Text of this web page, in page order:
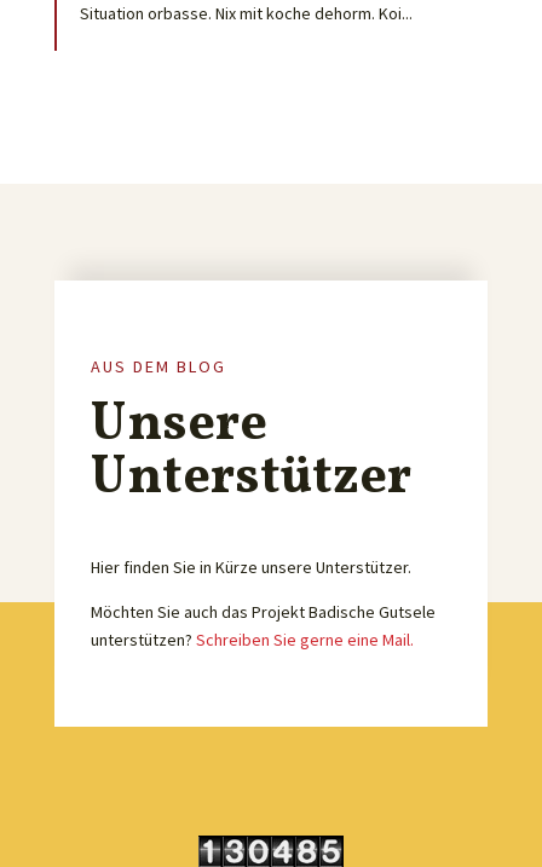
Situation orbasse. Nix mit koche dehorm. Koi...
AUS DEM BLOG
Unsere
Unterstützer
Hier finden Sie in Kürze unsere Unterstützer.
Möchten Sie auch das Projekt Badische Gutsele
unterstützen? Schreiben Sie gerne eine Mail.